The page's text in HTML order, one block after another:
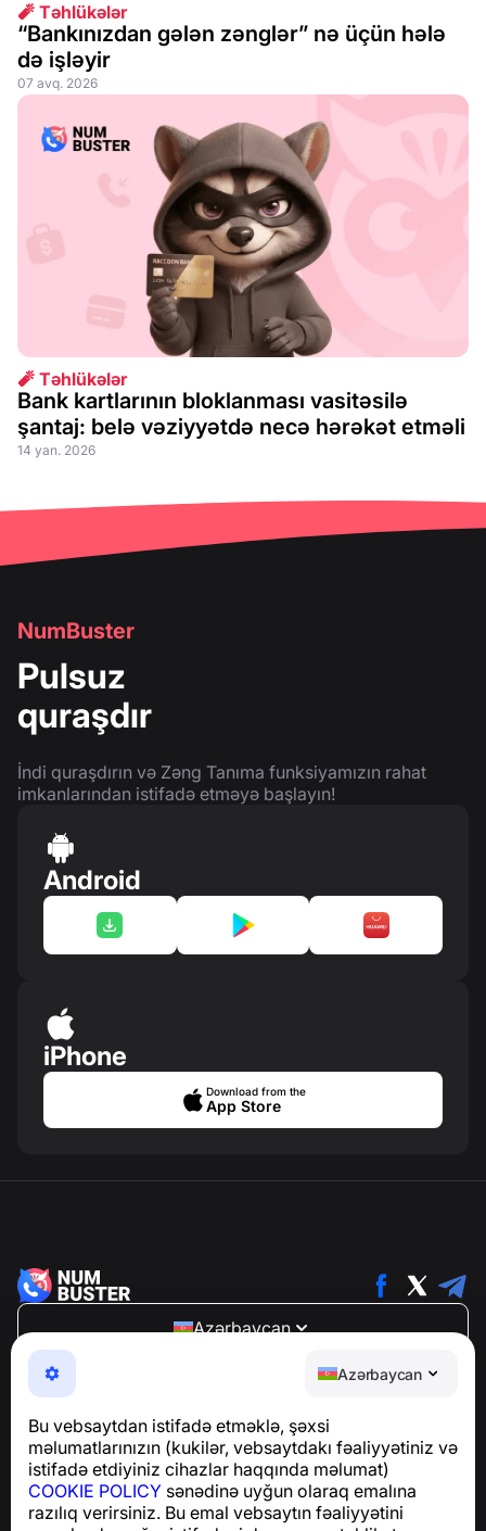
Azərbaycan
Bu vebsaytdan istifadə etməklə, şəxsi
məlumatlarınızın (kukilər, vebsaytdakı fəaliyyətiniz və
istifadə etdiyiniz cihazlar haqqında məlumat)
COOKIE POLICY sənədinə uyğun olaraq emalına
razılıq verirsiniz. Bu emal vebsaytın fəaliyyətini
🧨 Təhlükələr
“Bankınızdan gələn zənglər” nə üçün hələ
də işləyir
07 avq. 2026
🧨 Təhlükələr
Bank kartlarının bloklanması vasitəsilə
şantaj: belə vəziyyətdə necə hərəkət etməli
14 yan. 2026
NumBuster
Pulsuz
quraşdır
İndi quraşdırın və Zəng Tanıma funksiyamızın rahat
imkanlarından istifadə etməyə başlayın!
Android
iPhone
Download from the
App Store
Azərbaycan
NumBuster © 2013—2026 ·
support@numbuster.com
Telefon fırıldaqlarından, spam və arzuolunmaz
GDPR uyğunluğu ilə bağlı suallar üçün:
support@numbuster.com
Yardım Mərkəzi